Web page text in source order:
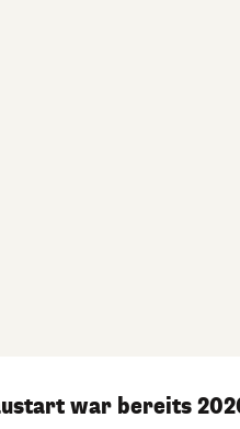
war bereits